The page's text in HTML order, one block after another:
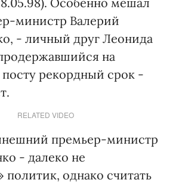
министр Валерий
- личный друг Леонида
на
рекордный срок -
RELATED VIDEO
премьер-министр
- далеко не
политик, однако считать